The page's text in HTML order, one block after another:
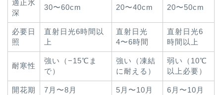
適正水
深
30〜60cm 20〜40cm 20〜50cm
必要日
照
直射日光6時間以
上
直射日光
4〜6時間
直射日光6
時間以上
耐寒性
強い（−15℃ま
で）
強い（凍結
に耐える）
弱い（10℃
以上必要）
開花期 7月〜8月 5月〜10月 6月〜10月